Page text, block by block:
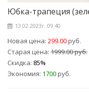
Юбка-трапеция
13.02.2023г. 09:40
Новая цена: 299.00руб.
Старая цена: 1999.00 руб.
Скидка: 85%
Экономия: 1700руб.